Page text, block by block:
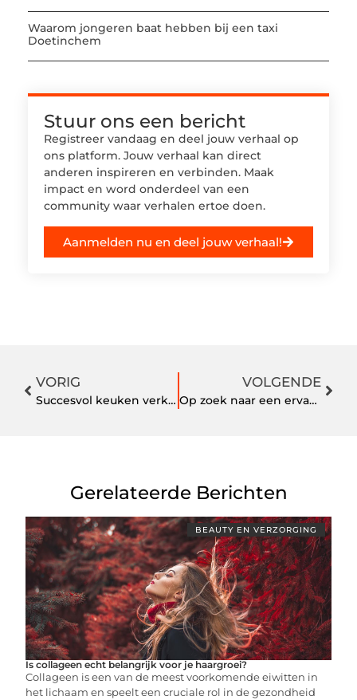
Waarom jongeren baat hebben bij een taxi
Doetinchem
Stuur ons een bericht
Registreer vandaag en deel jouw verhaal op
ons platform. Jouw verhaal kan direct
anderen inspireren en verbinden. Maak
impact en word onderdeel van een
community waar verhalen ertoe doen.
Aanmelden nu en deel jouw verhaal!
VORIG
Succesvol keuken verkoop in 5 stappen!
VOLGENDE
Op zoek naar een ervaren ziektekostenverzekeraar? Kies voor Salland
Gerelateerde Berichten
BEAUTY EN VERZORGING
Is collageen echt belangrijk voor je haargroei?
Collageen is een van de meest voorkomende eiwitten in
het lichaam en speelt een cruciale rol in de gezondheid